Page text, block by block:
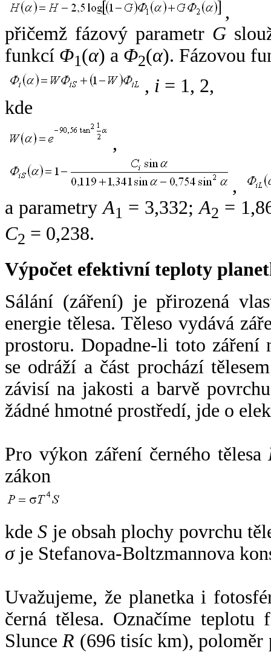
,
přičemž fázový parametr G
funkcí Φ1(α) a Φ2(α). Fázovou
, i = 1, 2,
kde
,
,
a parametryA1 = 3,332;A2 =
C2 = 0,238.
Výpočet efektivní teploty
Sálání (záření) je přirozená
energie tělesa. Těleso vydává
prostoru. Dopadne-li toto záření
se odráží a část prochází
závisí na jakosti a barvě
žádné hmotné prostředí, jde o
Pro výkon záření černého tělesa
zákon
kdeS je obsah plochy povrchu
σje Stefanova-Boltzmannova
Uvažujeme, že planetka i
černá tělesa. Označíme
SlunceR (696 tisíc km),